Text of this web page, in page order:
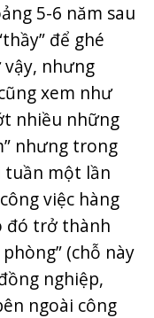
5-6 năm sau
để ghé
nhưng
xem như
nhiều những
nhưng trong
tuần một lần
việc hàng
đó trở thành
(chỗ này
nghiệp,
ngoài công